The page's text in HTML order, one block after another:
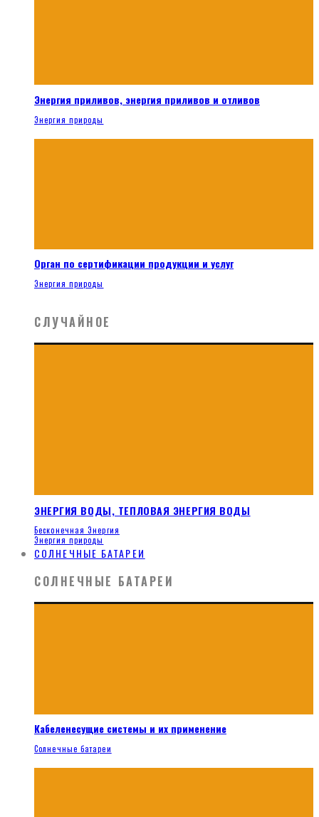
Энергия приливов, энергия приливов и отливов
Энергия природы
Орган по сертификации продукции и услуг
Энергия природы
СЛУЧАЙНОЕ
ЭНЕРГИЯ ВОДЫ, ТЕПЛОВАЯ ЭНЕРГИЯ ВОДЫ
Бесконечная Энергия
Энергия природы
СОЛНЕЧНЫЕ БАТАРЕИ
СОЛНЕЧНЫЕ БАТАРЕИ
Кабеленесущие системы и их применение
Солнечные батареи